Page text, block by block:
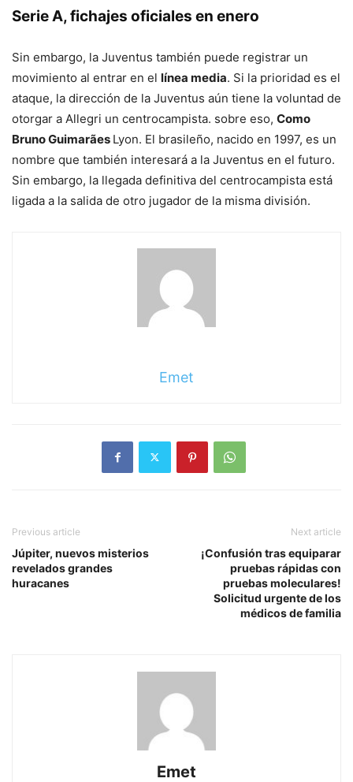
Serie A, fichajes oficiales en enero
Sin embargo, la Juventus también puede registrar un
movimiento al entrar en el línea media. Si la prioridad es el
ataque, la dirección de la Juventus aún tiene la voluntad de
otorgar a Allegri un centrocampista. sobre eso, Como
Bruno Guimarães Lyon. El brasileño, nacido en 1997, es un
nombre que también interesará a la Juventus en el futuro.
Sin embargo, la llegada definitiva del centrocampista está
ligada a la salida de otro jugador de la misma división.
Emet
Previous article
Júpiter, nuevos misterios
revelados grandes
huracanes
Next article
¡Confusión tras equiparar
pruebas rápidas con
pruebas moleculares!
Solicitud urgente de los
médicos de familia
Emet